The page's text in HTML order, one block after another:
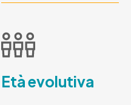
Età evolutiva